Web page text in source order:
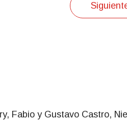
Fabio y Gustavo Castro,